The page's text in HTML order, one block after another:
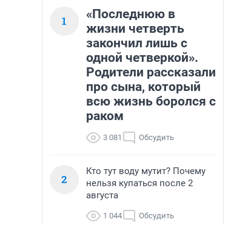
1
«Последнюю в
жизни четверть
закончил лишь с
одной четверкой».
Родители рассказали
про сына, который
всю жизнь боролся с
раком
3 081 Обсудить
2
Кто тут воду мутит? Почему
нельзя купаться после 2
августа
1 044 Обсудить